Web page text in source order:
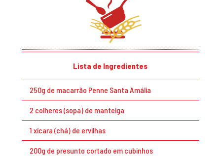
Lista de Ingredientes
250g de macarrão Penne Santa Amália
2 colheres (sopa) de manteiga
1 xícara (chá) de ervilhas
200g de presunto cortado em cubinhos